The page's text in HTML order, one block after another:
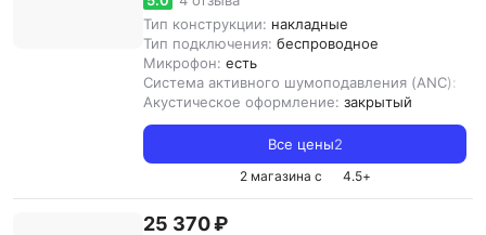
Тип конструкции: накладные
Тип подключения: беспроводное
Микрофон: есть
Система активного шумоподавления (ANC):
Акустическое оформление: закрытый
Все цены2
2 магазина с 4.5+
25 370 ₽